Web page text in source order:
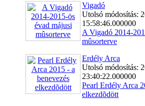
Vigadó
Utolsó módosítás:
15:58:46.000000
A Vigadó 2014-
mûsorterve
Erdély Arca
Utolsó módosítás:
23:40:22.000000
Pearl Erdély Arca
elkezdõdött